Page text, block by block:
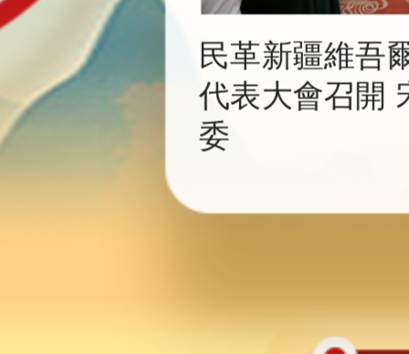
民革新疆維吾
代表大會召開
委